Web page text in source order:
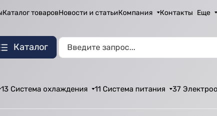
Каталог товаровНовости и статьиКомпания Контакты Еще
Каталог
13 Система охлаждения 11 Система питания 37